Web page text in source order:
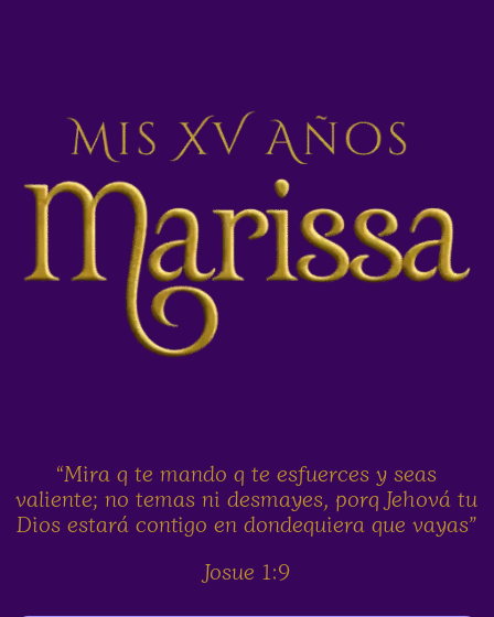
“Mira q te mando q te esfuerces y seas
valiente; no temas ni desmayes, porq Jehová tu
Dios estará contigo en dondequiera que vayas”
Josue 1:9